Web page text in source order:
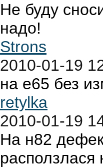
Не буду
надо!
Strons
2010-01-19
на е65 без
retylka
2010-01-19
На н82